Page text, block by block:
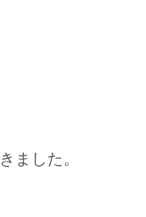
ました。